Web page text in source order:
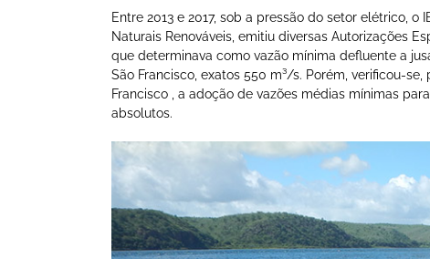
Entre 2013 e 2017, sob a pressão do setor elétrico,
Naturais Renováveis, emitiu diversas Autorizações
que determinava como vazão mínima defluente a
São Francisco, exatos 550 m³/s. Porém, verificou-
Francisco , a adoção de vazões médias mínimas
absolutos.